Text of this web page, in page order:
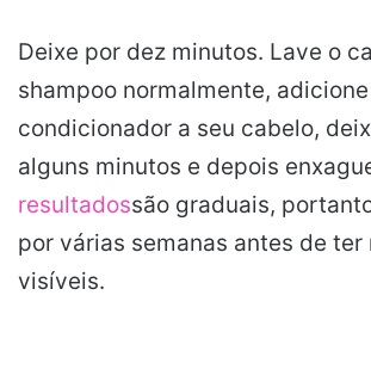
Deixe por dez minutos. Lave o
shampoo normalmente,
condicionador a seu cabelo,
alguns minutos e depois
resultadossão graduais,
por várias semanas antes de ter
visíveis.